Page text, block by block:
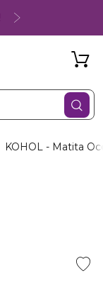
KOHOL - Matita